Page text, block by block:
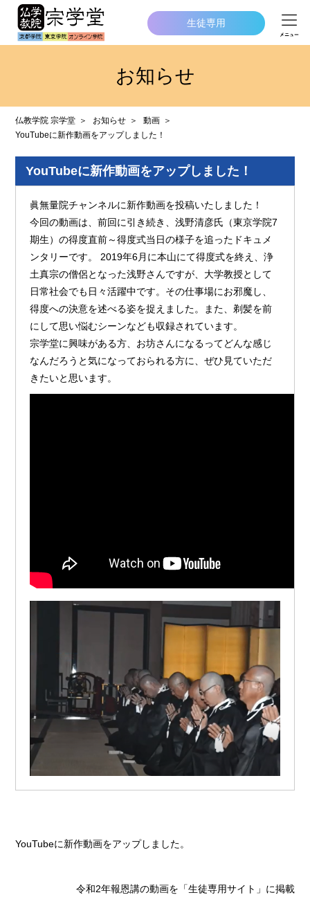
生徒専用
お知らせ
仏教学院 宗学堂 お知らせ
動画
YouTubeに新作動画をアップしました！
YouTubeに新作動画をアップしました！
眞無量院チャンネルに新作動画を投稿いたしました！
今回の動画は、前回に引き続き、浅野清彦氏（東京学院7
期生）の得度直前～得度式当日の様子を追ったドキュメ
ンタリーです。 2019年6月に本山にて得度式を終え、浄
土真宗の僧侶となった浅野さんですが、大学教授として
日常社会でも日々活躍中です。その仕事場にお邪魔し、
得度への決意を述べる姿を捉えました。また、剃髪を前
にして思い悩むシーンなども収録されています。
宗学堂に興味がある方、お坊さんになるってどんな感じ
なんだろうと気になっておられる方に、ぜひ見ていただ
きたいと思います。
YouTubeに新作動画をアップしました。
令和2年報恩講の動画を「生徒専用サイト」に掲載